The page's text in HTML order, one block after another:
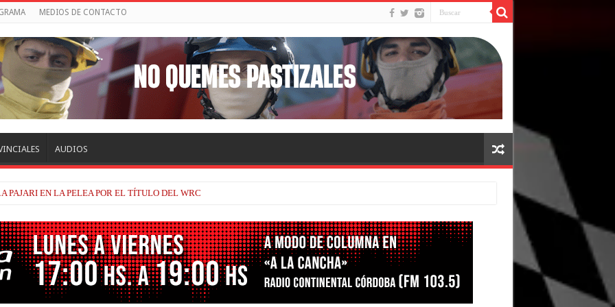
MEDIOS DE CONTACTO
AUDIOS
A PAJARI EN LA PELEA POR EL TÍTULO DEL WRC
A CONTINUIDAD